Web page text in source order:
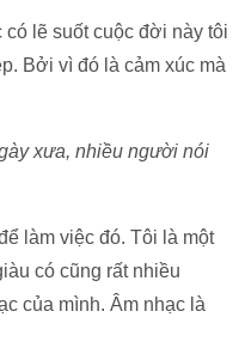
lẽ suốt cuộc đời này tôi
Bởi vì đó là cảm xúc mà
xưa, nhiều người nói
làm việc đó. Tôi là một
có cũng rất nhiều
của mình. Âm nhạc là